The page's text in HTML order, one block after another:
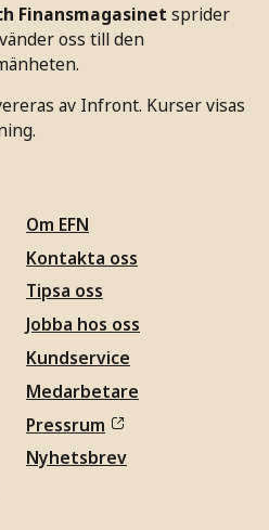
Finansmagasinet sprider
oss till den
av Infront. Kurser visas
Om EFN
Kontakta oss
Tipsa oss
Jobba hos oss
Kundservice
Medarbetare
Pressrum
Nyhetsbrev